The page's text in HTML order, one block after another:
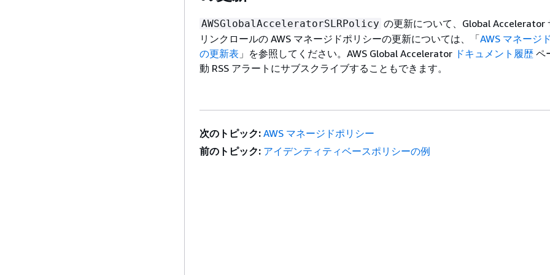
AWSGlobalAcceleratorSLRPolicy の更新について、Global Accelerator
リンクロールの AWS マネージドポリシーの更新については、「AWS マネージ
の更新表 」を参照してください。AWS Global Accelerator ドキュメント履歴 ペ
動 RSS アラートにサブスクライブすることもできます。
次のトピック: AWS マネージドポリシー
前のトピック: アイデンティティベースポリシーの例